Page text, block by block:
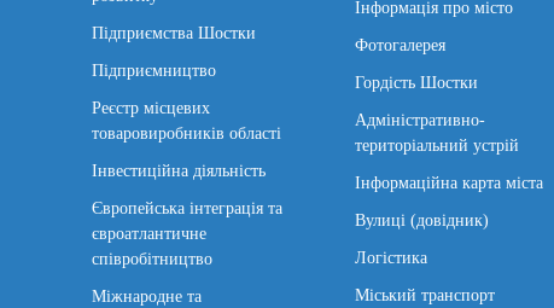
Підприємства Шостки
Підприємництво
Реєстр місцевих
товаровиробників області
Інвестиційна діяльність
Європейська інтеграція та
євроатлантичне
співробітництво
Міжнародне та
Інформація про місто
Фотогалерея
Гордість Шостки
Адміністративно-
територіальний устрій
Інформаційна карта міста
Вулиці (довідник)
Логістика
Міський транспорт